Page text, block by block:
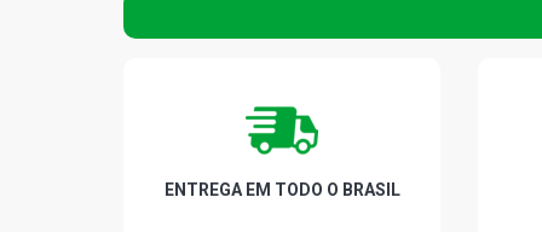
ENTREGA EM TODO O BRASIL